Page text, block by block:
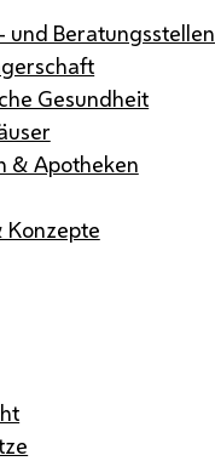
und Beratungsstellen
Gesundheit
& Apotheken
Konzepte